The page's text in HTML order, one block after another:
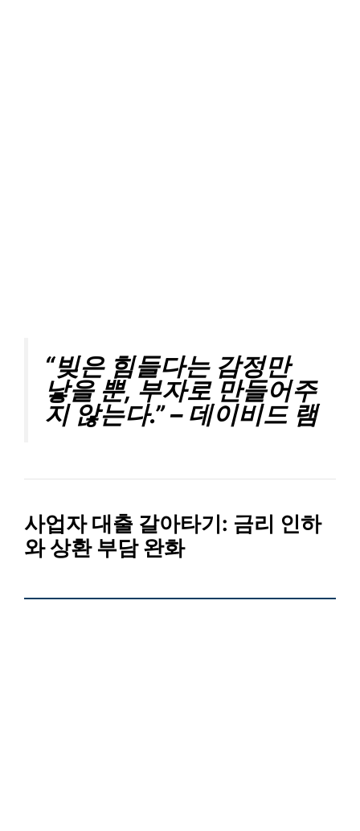
“빚은 힘들다는 감정만
낳을 뿐, 부자로 만들어주
지 않는다.” – 데이비드 램
사업자 대출 갈아타기: 금리 인하
와 상환 부담 완화